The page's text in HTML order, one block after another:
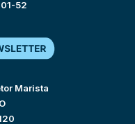
52
Marista